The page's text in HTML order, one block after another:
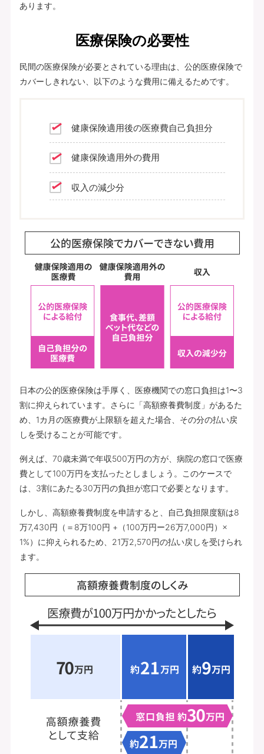
あります。
医療保険の必要性
民間の医療保険が必要とされている理由は、公的医療保険で
カバーしきれない、以下のような費用に備えるためです。
健康保険適用後の医療費自己負担分
健康保険適用外の費用
収入の減少分
日本の公的医療保険は手厚く、医療機関での窓口負担は1〜3
割に抑えられています。さらに「高額療養費制度」があるた
め、1カ月の医療費が上限額を超えた場合、その分の払い戻
しを受けることが可能です。
例えば、70歳未満で年収500万円の方が、病院の窓口で医療
費として100万円を支払ったとしましょう。このケースで
は、3割にあたる30万円の負担が窓口で必要となります。
しかし、高額療養費制度を申請すると、自己負担限度額は8
万7,430円（＝8万100円 +（100万円ー26万7,000円）×
1%）に抑えられるため、21万2,570円の払い戻しを受けられ
ます。